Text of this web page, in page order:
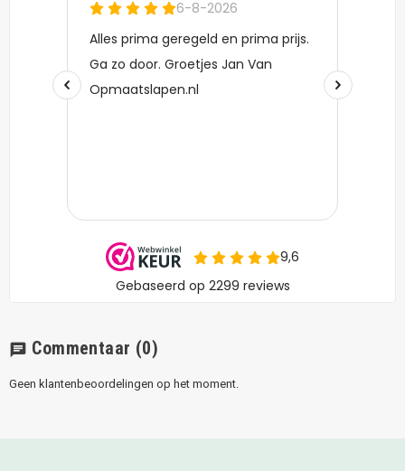
chat Commentaar (0)
Geen klantenbeoordelingen op het moment.